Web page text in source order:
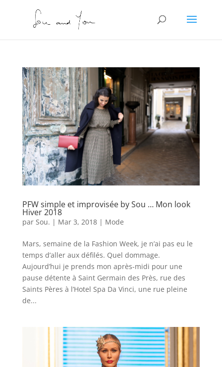
PFW simple et improvisée by Sou … Mon look
Hiver 2018
par Sou. | Mar 3, 2018| Mode
Mars, semaine de la Fashion Week, je n’ai pas eu le
temps d’aller aux défilés. Quel dommage.
Aujourd’hui je prends mon après-midi pour une
pause détente à Saint Germain des Près, rue des
Saints Pères à l’Hotel Spa Da Vinci, une rue pleine
de...